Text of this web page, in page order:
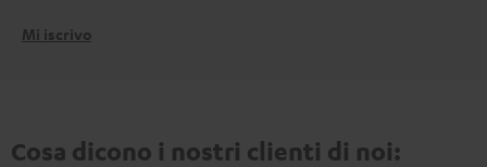
Mi iscrivo
Cosa dicono i nostri clienti di noi: